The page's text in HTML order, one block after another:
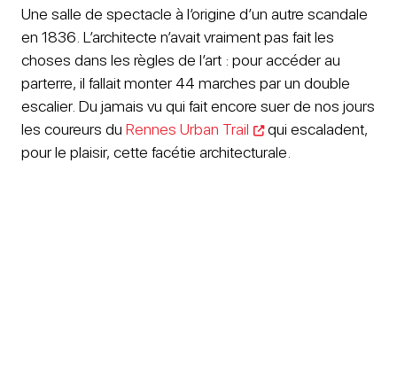
Une salle de spectacle à l’origine d’un autre scandale
en 1836. L’architecte n’avait vraiment pas fait les
choses dans les règles de l’art : pour accéder au
parterre, il fallait monter 44 marches par un double
escalier. Du jamais vu qui fait encore suer de nos jours
les coureurs du Rennes Urban Trail
qui escaladent,
pour le plaisir, cette facétie architecturale.